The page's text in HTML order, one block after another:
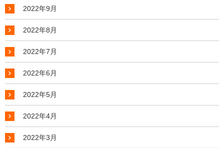
2022年9月
2022年8月
2022年7月
2022年6月
2022年5月
2022年4月
2022年3月